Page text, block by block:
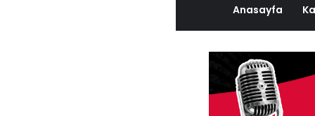
Anasayfa